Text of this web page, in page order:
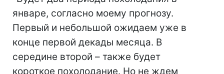
январе, согласно моему прогнозу.
Первый и небольшой ожидаем уже в
конце первой декады месяца. В
середине второй – также будет
короткое похолодание. Но не ждем